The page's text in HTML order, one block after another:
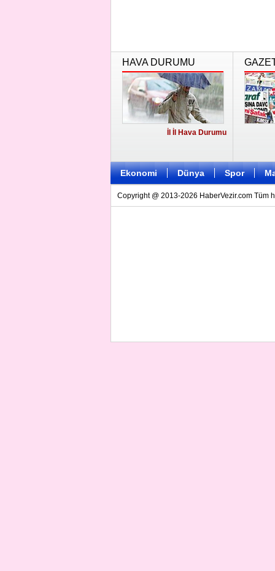
HAVA DURUMU
İl İl Hava Durumu
Ekonomi Dünya Spor
Copyright @ 2013-2026 HaberVezir.com Tüm